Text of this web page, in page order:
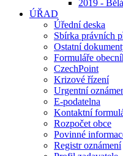
2019 -
ÚŘAD
Úřední deska
Sbírka právních
Ostatní
Formuláře
CzechPoint
Krizové řízení
Urgentní
E-podatelna
Kontaktní
Rozpočet obce
Povinné
Registr oznámení